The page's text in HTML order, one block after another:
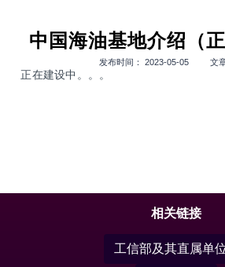
中国海油基地介绍（正
发布时间： 2023-05-05 文章
正在建设中。。。
相关链接
工信部及其直属单